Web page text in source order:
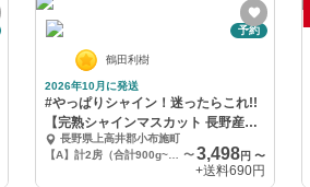
予約
鶴田利樹
2026年10月に発送
#やっぱりシャイン！迷ったらこれ!!
【完熟シャインマスカット 長野産】
10月発送
長野県上高井郡小布施町
【A】計2房（合計900g~1kg）
〜 3,498円〜
+送料690円